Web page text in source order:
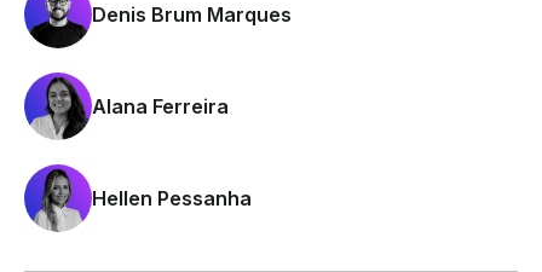
Denis Brum Marques
Alana Ferreira
Hellen Pessanha